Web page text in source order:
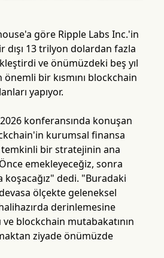
göre Ripple Labs Inc.'in
dışı 13 trilyon dolardan fazla
ve önümüzdeki beş yıl
bir kısmını blockchain
yapıyor.
konferansında konuşan
kurumsal finansa
bir stratejinin ana
emekleyeceğiz, sonra
dedi. "Buradaki
ölçekte geleneksel
derinlemesine
blockchain mutabakatının
ziyade önümüzde